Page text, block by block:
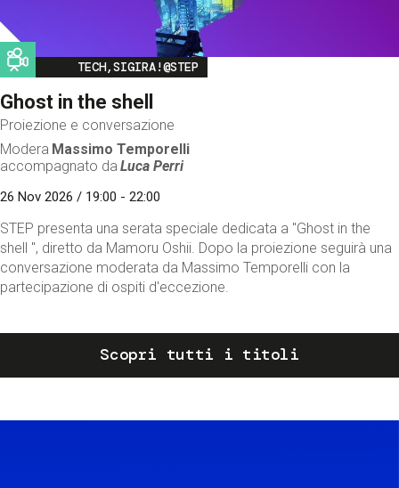
Image
TECH,SIGIRA!@STEP
Ghost in the shell
Proiezione e conversazione
Modera Massimo Temporelli
accompagnato da Luca Perri
26 Nov 2026 / 19:00 - 22:00
STEP presenta una serata speciale dedicata a "Ghost in the
shell ", diretto da Mamoru Oshii. Dopo la proiezione seguirà una
conversazione moderata da Massimo Temporelli con la
partecipazione di ospiti d'eccezione.
Scopri tutti i titoli